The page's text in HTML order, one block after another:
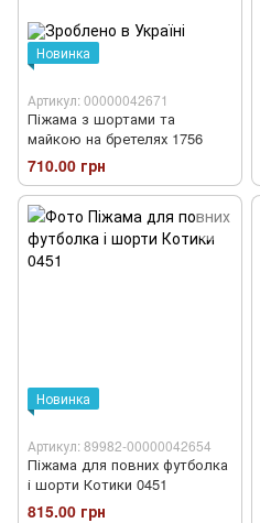
Новинка
Артикул: 00000042671
Піжама з шортами та
майкою на бретелях 1756
710.00 грн
Новинка
Артикул: 89982-00000042654
Піжама для повних футболка
і шорти Котики 0451
815.00 грн